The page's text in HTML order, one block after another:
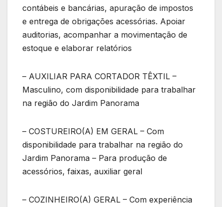
contábeis e bancárias, apuração de impostos
e entrega de obrigações acessórias. Apoiar
auditorias, acompanhar a movimentação de
estoque e elaborar relatórios
– AUXILIAR PARA CORTADOR TÊXTIL –
Masculino, com disponibilidade para trabalhar
na região do Jardim Panorama
– COSTUREIRO(A) EM GERAL – Com
disponibilidade para trabalhar na região do
Jardim Panorama – Para produção de
acessórios, faixas, auxiliar geral
– COZINHEIRO(A) GERAL – Com experiência